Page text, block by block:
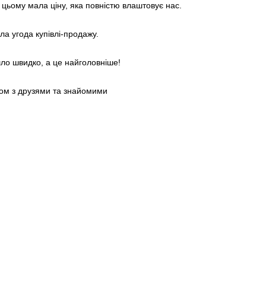
мала ціну, яка повністю влаштовує нас.
угода купівлі-продажу.
швидко, а це найголовніше!
з друзями та знайомими